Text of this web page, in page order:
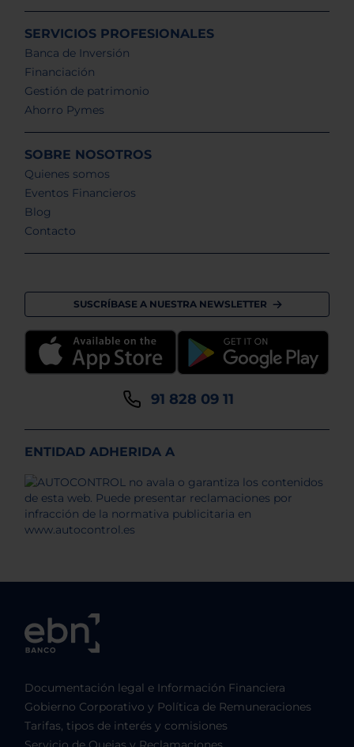
SERVICIOS PROFESIONALES
Banca de Inversión
Financiación
Gestión de patrimonio
Ahorro Pymes
SOBRE NOSOTROS
Quienes somos
Eventos Financieros
Blog
Contacto
SUSCRÍBASE A NUESTRA NEWSLETTER
91 828 09 11
ENTIDAD ADHERIDA A
Documentación legal e Información Financiera
Gobierno Corporativo y Política de Remuneraciones
Tarifas, tipos de interés y comisiones